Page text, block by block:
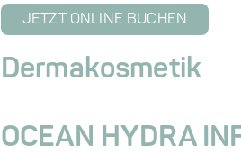
JETZT ONLINE BUCHEN
Dermakosmetik
OCEAN HYDRA